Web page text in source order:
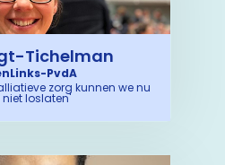
Tichelman
PvdA
zorg kunnen we nu
loslaten'